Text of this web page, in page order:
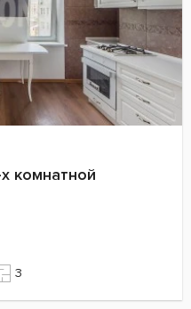
комнатной
3